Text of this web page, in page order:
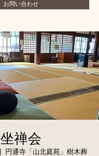
お問い合わせ
坐禅会
円通寺「山北庭苑」樹木葬